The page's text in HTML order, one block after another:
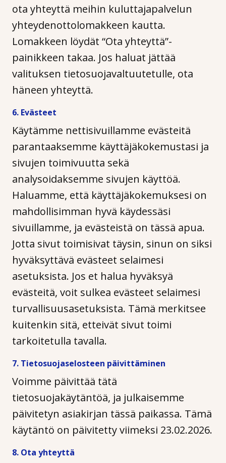
ota yhteyttä meihin kuluttajapalvelun
yhteydenottolomakkeen kautta.
Lomakkeen löydät “Ota yhteyttä”-
painikkeen takaa. Jos haluat jättää
valituksen tietosuojavaltuutetulle, ota
häneen yhteyttä.
6. Evästeet
Käytämme nettisivuillamme evästeitä
parantaaksemme käyttäjäkokemustasi ja
sivujen toimivuutta sekä
analysoidaksemme sivujen käyttöä.
Haluamme, että käyttäjäkokemuksesi on
mahdollisimman hyvä käydessäsi
sivuillamme, ja evästeistä on tässä apua.
Jotta sivut toimisivat täysin, sinun on siksi
hyväksyttävä evästeet selaimesi
asetuksista. Jos et halua hyväksyä
evästeitä, voit sulkea evästeet selaimesi
turvallisuusasetuksista. Tämä merkitsee
kuitenkin sitä, etteivät sivut toimi
tarkoitetulla tavalla.
7. Tietosuojaselosteen päivittäminen
Voimme päivittää tätä
tietosuojakäytäntöä, ja julkaisemme
päivitetyn asiakirjan tässä paikassa. Tämä
käytäntö on päivitetty viimeksi 23.02.2026.
8. Ota yhteyttä